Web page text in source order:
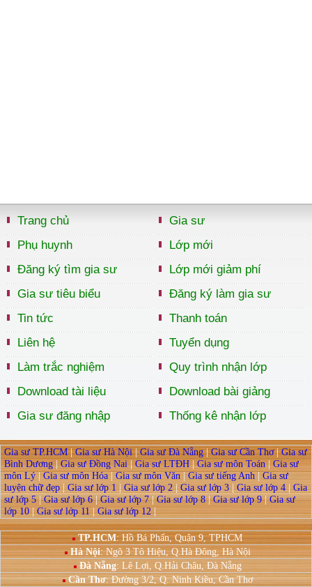
Trang chủ
Phụ huynh
Đăng ký tìm gia sư
Gia sư tiêu biểu
Tin tức
Liên hệ
Làm trắc nghiệm
Download tài liệu
Gia sư đăng nhập
Gia sư
Lớp mới
Lớp mới giảm phí
Đăng ký làm gia sư
Thanh toán
Tuyển dụng
Quy trình nhận lớp
Download bài giảng
Thống kê nhận lớp
Gia sư TP.HCM|Gia sư Hà Nội|Gia sư Đà Nẵng|Gia sư Cần Thơ|Gia sư
Bình Dương|Gia sư Đồng Nai|Gia sư LTĐH|Gia sư môn Toán|Gia sư
môn Lý|Gia sư môn Hóa|Gia sư môn Văn|Gia sư tiếng Anh|Gia sư
luyện chữ đẹp| Gia sư lớp 1 | Gia sư lớp 2 | Gia sư lớp 3 | Gia sư lớp 4 | Gia
sư lớp 5|Gia sư lớp 6|Gia sư lớp 7|Gia sư lớp 8|Gia sư lớp 9|Gia sư
lớp 10|Gia sư lớp 11|Gia sư lớp 12|
TP.HCM: Hồ Bá Phấn, Quận 9, TPHCM
Hà Nội: Ngõ 3 Tô Hiệu, Q.Hà Đông, Hà Nội
Đà Nẵng: Lê Lợi, Q.Hải Châu, Đà Nẵng
Cần Thơ: Đường 3/2, Q. Ninh Kiều, Cần Thơ